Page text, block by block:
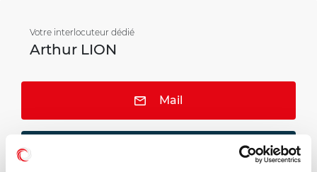
Votre interlocuteur dédié
Arthur LION
Mail